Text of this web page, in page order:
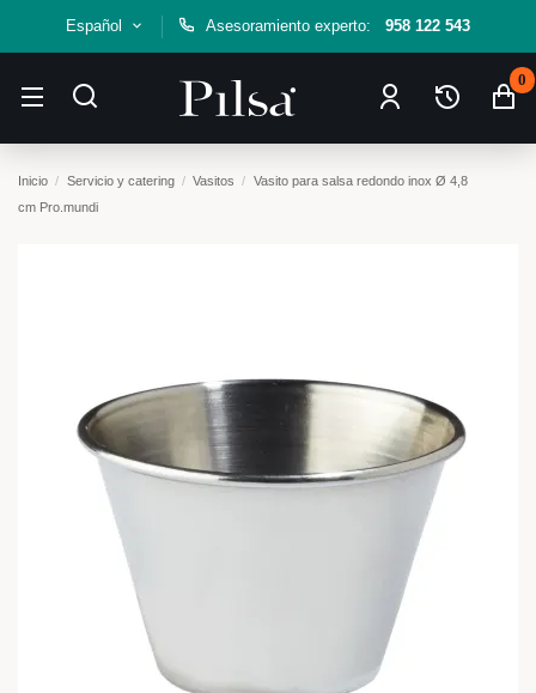
Español Asesoramiento experto: 958 122 543
0
Inicio Servicio y catering Vasitos
Vasito para salsa redondo inox Ø 4,8
cm Pro.mundi